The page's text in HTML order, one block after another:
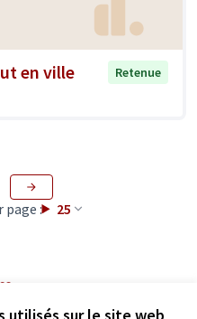
en ville
Retenue
page : 25